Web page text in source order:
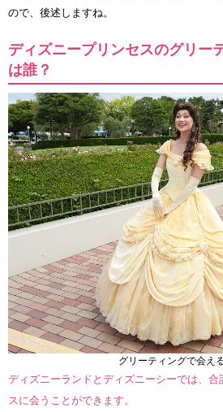
ので、後述しますね。
ディズニープリンセスのグリー
は誰？
グリーティングで会え
ディズニーランドとディズニーシーでは、
スに会うことができます。